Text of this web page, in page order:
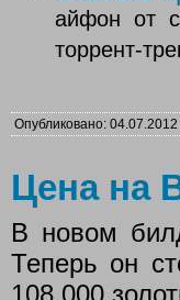
айфон от
торрент-
Опубликовано: 04.07.2012
Цена на
В новом
Теперь он